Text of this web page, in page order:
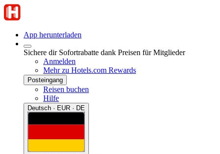
App herunterladen
Sichere dir Sofortrabatte dank Preisen für Mitglieder
Anmelden
Mehr zu Hotels.com Rewards
Posteingang
Reisen buchen
Hilfe
Deutsch · EUR · DE